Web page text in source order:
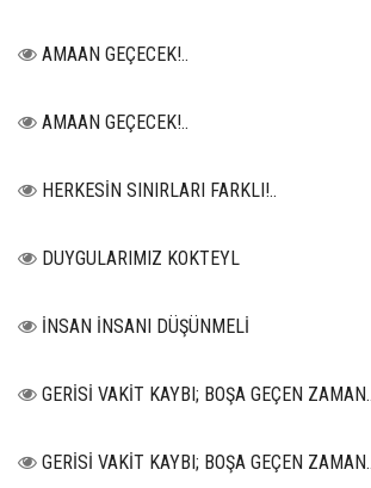
AMAAN GEÇECEK!..
AMAAN GEÇECEK!..
HERKESİN SINIRLARI FARKLI!..
DUYGULARIMIZ KOKTEYL
İNSAN İNSANI DÜŞÜNMELİ
GERİSİ VAKİT KAYBI; BOŞA GEÇEN
GERİSİ VAKİT KAYBI; BOŞA GEÇEN